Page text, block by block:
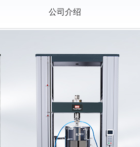
公司介绍